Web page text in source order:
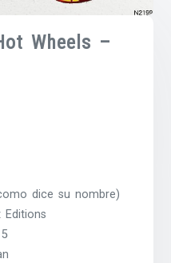
Wheels –
dice su nombre)